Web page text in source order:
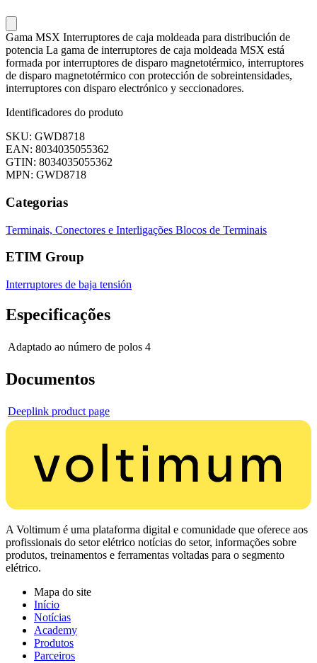
Gama MSX Interruptores de caja moldeada para distribución de
potencia La gama de interruptores de caja moldeada MSX está
formada por interruptores de disparo magnetotérmico, interruptores
de disparo magnetotérmico con protección de sobreintensidades,
interruptores con disparo electrónico y seccionadores.
Identificadores do produto
SKU: GWD8718
EAN: 8034035055362
GTIN: 8034035055362
MPN: GWD8718
Categorias
Terminais, Conectores e Interligações Blocos de Terminais
ETIM Group
Interruptores de baja tensión
Especificações
Adaptado ao número de polos 4
Documentos
Deeplink product page
A Voltimum é uma plataforma digital e comunidade que oferece aos
profissionais do setor elétrico notícias do setor, informações sobre
produtos, treinamentos e ferramentas voltadas para o segmento
elétrico.
Mapa do site
Início
Notícias
Academy
Produtos
Parceiros